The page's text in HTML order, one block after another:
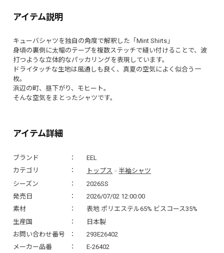
アイテム詳細
ブランド
EEL
カテゴリ
トップス >半袖シャツ
シーズン
2026SS
発売日
2026/07/02 12:00:00
素材
表地 ポリエステル65% ビスコース35%
生産国
日本製
お問い合わせ番号
293E26402
メーカー品番
E-26402
アイテム説明
キューバシャツを独自の角度で解釈した「Mint Shirts」
身頃の裏側に太幅のテープを複数ステッチで縫い付けることで、波
打つような立体的なパッカリングを表現しています。
ドライタッチな生地は風通しも良く、真夏の空気によく似合う一
枚。
浜辺の町、昼下がり、モヒート。
そんな空気をまとったシャツです。